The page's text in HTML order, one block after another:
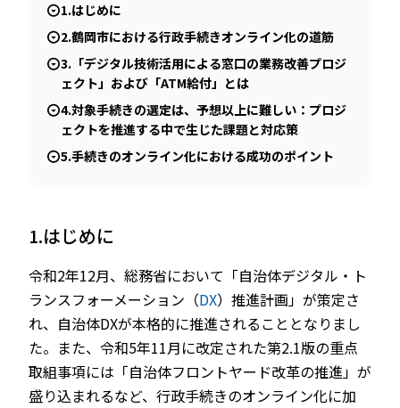
1.はじめに
2.鶴岡市における行政手続きオンライン化の道筋
3.「デジタル技術活用による窓口の業務改善プロジ
ェクト」および「ATM給付」とは
4.対象手続きの選定は、予想以上に難しい：プロジ
ェクトを推進する中で生じた課題と対応策
5.手続きのオンライン化における成功のポイント
1.はじめに
令和2年12月、総務省において「自治体デジタル・ト
ランスフォーメーション（DX）推進計画」が策定さ
れ、自治体DXが本格的に推進されることとなりまし
た。また、令和5年11月に改定された第2.1版の重点
取組事項には「自治体フロントヤード改革の推進」が
盛り込まれるなど、行政手続きのオンライン化に加